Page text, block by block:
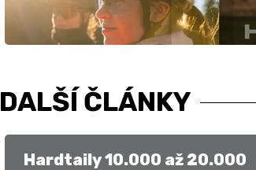
DALŠÍ ČLÁNKY
Hardtaily 10.000 až 20.000